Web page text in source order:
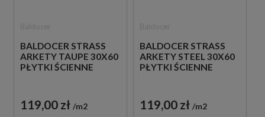
BALDOCER STRASS
ARKETY TAUPE 30X60
PŁYTKI ŚCIENNE
119,00 zł m2
BALDOCER STRASS
ARKETY STEEL 30X60
PŁYTKI ŚCIENNE
119,00 zł m2